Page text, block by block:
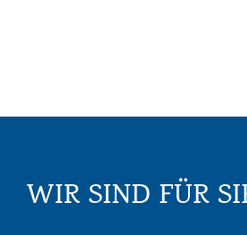
WIR SIND FÜR